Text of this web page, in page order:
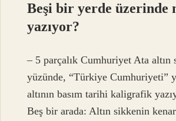
Beşi bir yerde üzerinde
yazıyor?
– 5 parçalık Cumhuriyet Ata
yüzünde, “Türkiye Cumhuriyeti”
altının basım tarihi kaligrafik
Beş bir arada: Altın sikkenin